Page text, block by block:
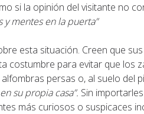
si la opinión del visitante no
y mentes en la puerta”
esta situación. Creen que
costumbre para evitar que los
persas o, al suelo del
su propia casa”. Sin
más curiosos o suspicaces